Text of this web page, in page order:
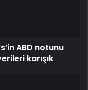
ABD notunu
karışık